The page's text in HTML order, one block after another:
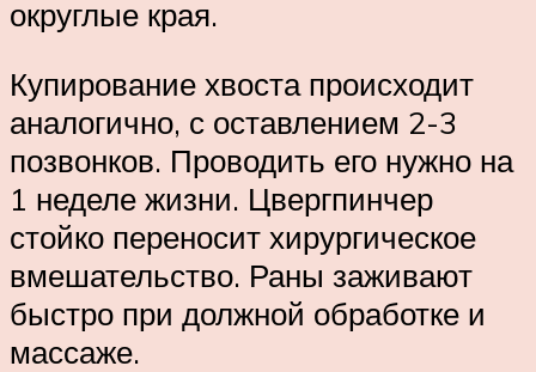
округлые края.
Купирование хвоста происходит
аналогично, с оставлением 2-3
позвонков. Проводить его нужно на
1 неделе жизни. Цвергпинчер
стойко переносит хирургическое
вмешательство. Раны заживают
быстро при должной обработке и
массаже.